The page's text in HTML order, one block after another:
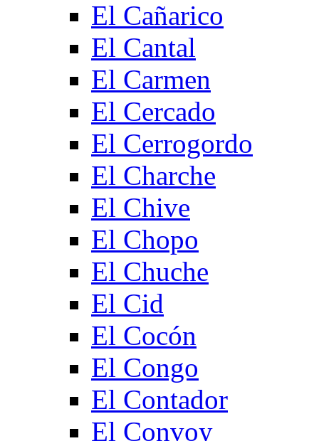
El Cañarico
El Cantal
El Carmen
El Cercado
El Cerrogordo
El Charche
El Chive
El Chopo
El Chuche
El Cid
El Cocón
El Congo
El Contador
El Convoy